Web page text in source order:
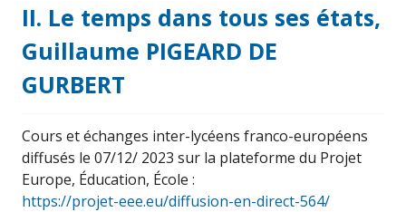
II. Le temps dans tous ses états,
Guillaume PIGEARD DE
GURBERT
Cours et échanges inter-lycéens franco-européens
diffusés le 07/12/ 2023 sur la plateforme du Projet
Europe, Éducation, École :
https://projet-eee.eu/diffusion-en-direct-564/